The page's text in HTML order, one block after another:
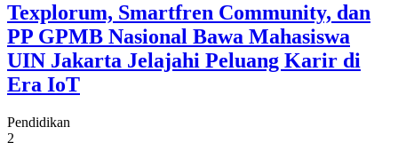
Texplorum, Smartfren Community, dan
PP GPMB Nasional Bawa Mahasiswa
UIN Jakarta Jelajahi Peluang Karir di
Era IoT
Pendidikan
2